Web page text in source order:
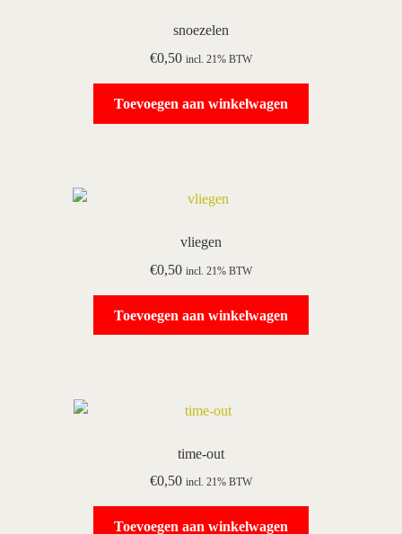
snoezelen
€0,50 incl. 21% BTW
Toevoegen aan winkelwagen
vliegen
€0,50 incl. 21% BTW
Toevoegen aan winkelwagen
time-out
€0,50 incl. 21% BTW
Toevoegen aan winkelwagen